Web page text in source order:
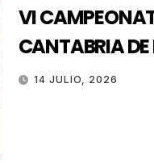
VI
CANTABRIA
DE MAR
14 JULIO, 2026